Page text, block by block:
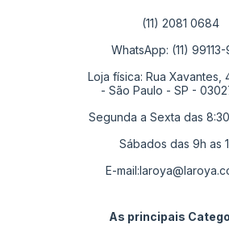
(11) 2081 0684
WhatsApp: (11) 99113-
Loja física: Rua Xavantes,
- São Paulo - SP -
Segunda a Sexta das
Sábados das 9h as
E-mail:
As principais